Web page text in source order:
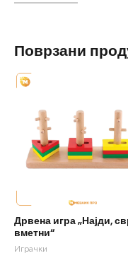
Поврзани
Дрвена игра „Најди,
вметни“
Играчки